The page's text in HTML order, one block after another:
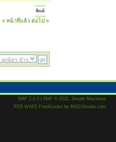
พิมพ์
« หน้าที่แล้ว ต่อไป »
SMF 2.0.2 SMF © 2011, Simple Machines
RSS WAP2 FreshLooks by MGCVisuals.com